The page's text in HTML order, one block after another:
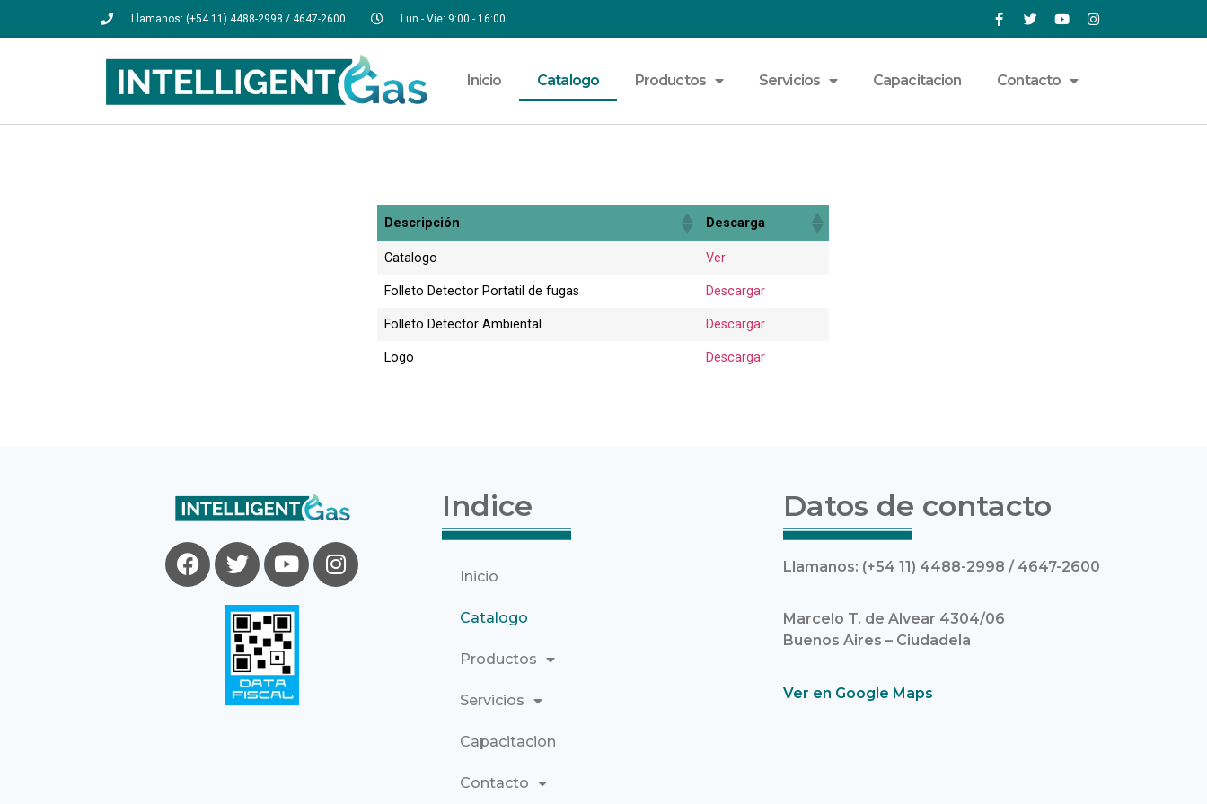
Llamanos: (+54 11) 4488-2998 / 4647-2600 Lun - Vie: 9:00 - 16:00
Inicio Catalogo Productos Servicios Capacitacion Contacto
Descripción Descarga
Catalogo Ver
Folleto Detector Portatil de fugas Descargar
Folleto Detector Ambiental Descargar
Logo Descargar
Indice
Inicio
Catalogo
Productos
Servicios
Capacitacion
Contacto
Datos de contacto
Llamanos: (+54 11) 4488-2998 / 4647-2600
Marcelo T. de Alvear 4304/06
Buenos Aires – Ciudadela
Ver en Google Maps